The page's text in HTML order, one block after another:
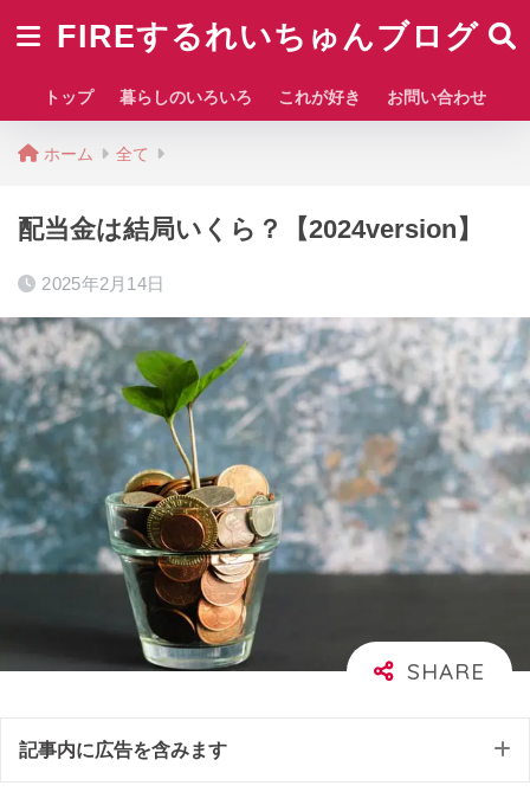
FIREするれいちゅんブログ
トップ 暮らしのいろいろ これが好き お問い合わせ
ホーム 全て
配当金は結局いくら？【2024version】
2025年2月14日
記事内に広告を含みます